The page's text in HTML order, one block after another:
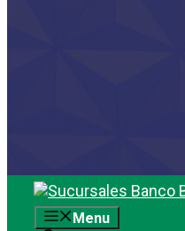
Saltar
contenidoMenu